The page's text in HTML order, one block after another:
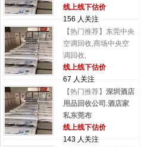
线上线下估价
156 人关注
【热门推荐】东莞中央
空调回收,商场中央空
调回收,
线上线下估价
67 人关注
【热门推荐】 深圳酒店
用品回收公司.酒店家
私东莞布
线上线下估价
143 人关注